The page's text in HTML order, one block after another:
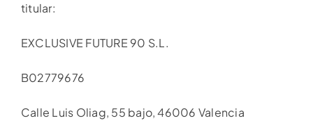
titular:
EXCLUSIVE FUTURE 90 S.L.
B02779676
Calle Luis Oliag, 55 bajo, 46006 Valencia